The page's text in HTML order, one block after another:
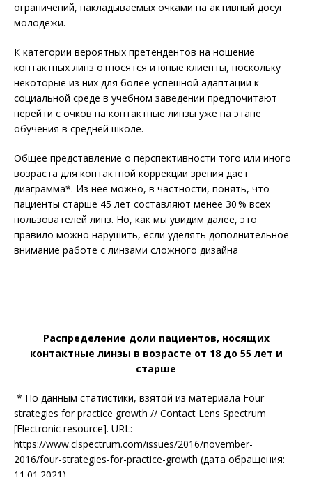
ограничений, накладываемых очками на активный досуг
молодежи.
К категории вероятных претендентов на ношение
контактных линз относятся и юные клиенты, поскольку
некоторые из них для более успешной адаптации к
социальной среде в учебном заведении предпочитают
перейти с очков на контактные линзы уже на этапе
обучения в средней школе.
Общее представление о перспективности того или иного
возраста для контактной коррекции зрения дает
диаграмма*. Из нее можно, в частности, понять, что
пациенты старше 45 лет составляют менее 30 % всех
пользователей линз. Но, как мы увидим далее, это
правило можно нарушить, если уделять дополнительное
внимание работе с линзами сложного дизайна
Распределение доли пациентов, носящих
контактные линзы в возрасте от 18 до 55 лет и
старше
* По данным статистики, взятой из материала Four
strategies for practice growth // Contact Lens Spectrum
[Electronic resource]. URL:
https://www.clspectrum.com/issues/2016/november-
2016/four-strategies-for-practice-growth (дата обращения: